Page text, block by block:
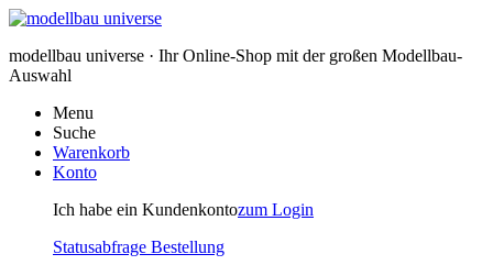
modellbau universe · Ihr Online-Shop mit der großen Modellbau-
Auswahl
Menu
Suche
Warenkorb
Konto
Ich habe ein Kundenkontozum Login
Statusabfrage Bestellung